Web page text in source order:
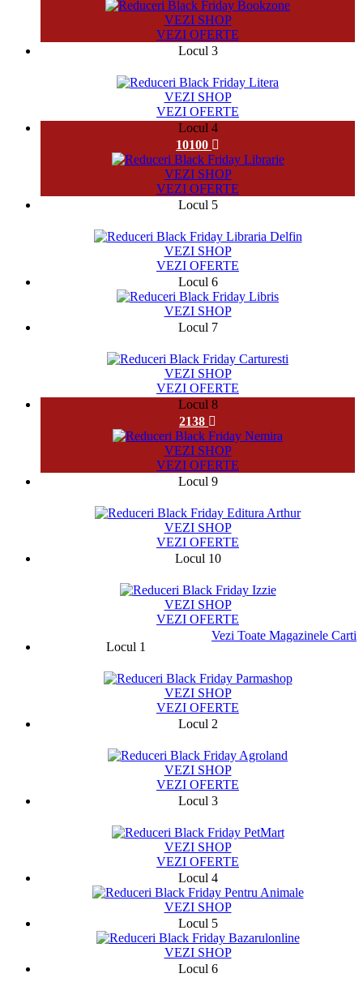
VEZI SHOP
VEZI OFERTE
Locul 3
VEZI SHOP
VEZI OFERTE
Locul 4
10100
VEZI SHOP
VEZI OFERTE
Locul 5
VEZI SHOP
VEZI OFERTE
Locul 6
VEZI SHOP
Locul 7
VEZI SHOP
VEZI OFERTE
Locul 8
2138
VEZI SHOP
VEZI OFERTE
Locul 9
VEZI SHOP
VEZI OFERTE
Locul 10
VEZI SHOP
VEZI OFERTE
Vezi Toate Magazinele Carti
Locul 1
VEZI SHOP
VEZI OFERTE
Locul 2
VEZI SHOP
VEZI OFERTE
Locul 3
VEZI SHOP
VEZI OFERTE
Locul 4
VEZI SHOP
Locul 5
VEZI SHOP
Locul 6